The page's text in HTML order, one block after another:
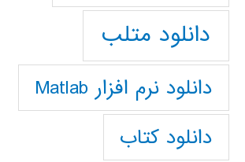
دانلود متلب
دانلود نرم افزار Matlab
دانلود کتاب